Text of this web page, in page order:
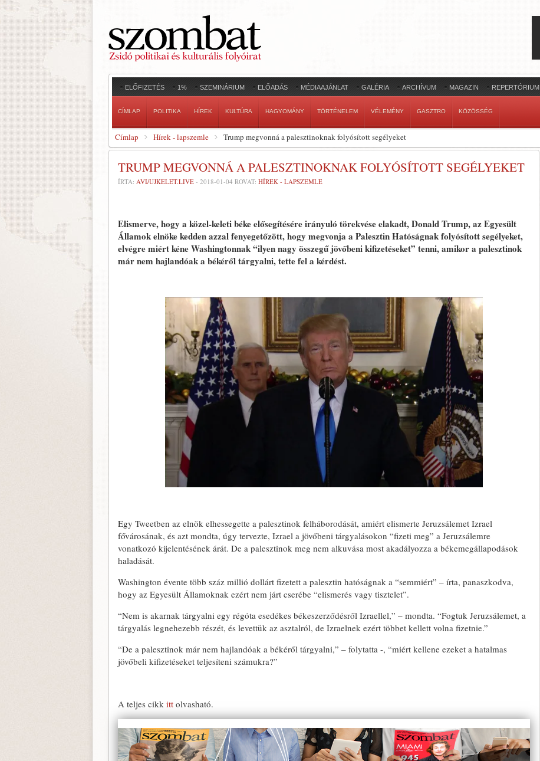
ELŐFIZETÉS 1% SZEMINÁRIUM ELŐADÁS MÉDIAAJÁNLAT GALÉRIA ARCHÍVUM MAGAZIN REPERTÓRIUM
CÍMLAP POLITIKA HÍREK KULTÚRA HAGYOMÁNY TÖRTÉNELEM VÉLEMÉNY GASZTRO KÖZÖSSÉG
Címlap Hírek - lapszemle Trump megvonná a palesztinoknak folyósított segélyeket
TRUMP MEGVONNÁ A PALESZTINOKNAK FOLYÓSÍTOTT SEGÉLYEKET
ÍRTA: AVI/UJKELET.LIVE - 2018-01-04 ROVAT: HÍREK - LAPSZEMLE
Elismerve, hogy a közel-keleti béke elősegítésére irányuló törekvése elakadt, Donald Trump, az Egyesült
Államok elnöke kedden azzal fenyegetőzött, hogy megvonja a Palesztin Hatóságnak folyósított segélyeket,
elvégre miért kéne Washingtonnak “ilyen nagy összegű jövőbeni kifizetéseket” tenni, amikor a palesztinok
már nem hajlandóak a békéről tárgyalni, tette fel a kérdést.
Egy Tweetben az elnök elhessegette a palesztinok felháborodását, amiért elismerte Jeruzsálemet Izrael
fővárosának, és azt mondta, úgy tervezte, Izrael a jövőbeni tárgyalásokon “fizeti meg” a Jeruzsálemre
vonatkozó kijelentésének árát. De a palesztinok meg nem alkuvása most akadályozza a békemegállapodások
haladását.
Washington évente több száz millió dollárt fizetett a palesztin hatóságnak a “semmiért” – írta, panaszkodva,
hogy az Egyesült Államoknak ezért nem járt cserébe “elismerés vagy tisztelet”.
“Nem is akarnak tárgyalni egy régóta esedékes békeszerződésről Izraellel,” – mondta. “Fogtuk Jeruzsálemet, a
tárgyalás legnehezebb részét, és levettük az asztalról, de Izraelnek ezért többet kellett volna fizetnie.”
“De a palesztinok már nem hajlandóak a békéről tárgyalni,” – folytatta -, “miért kellene ezeket a hatalmas
jövőbeli kifizetéseket teljesíteni számukra?”
A teljes cikk itt olvasható.